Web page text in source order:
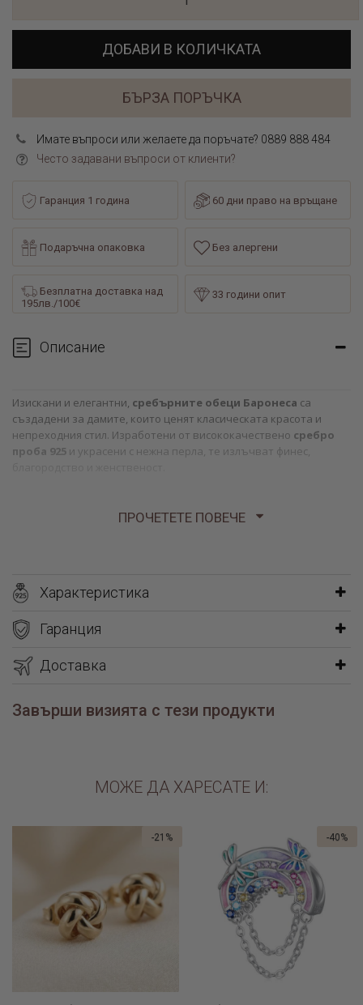
ДОБАВИ В КОЛИЧКАТА
БЪРЗА ПОРЪЧКА
Имате въпроси или желаете да поръчате? 0889 888 484
Често задавани въпроси от клиенти?
Гаранция 1 година 60 дни право на връщане
Подаръчна опаковка Без алергени
Безплатна доставка над
195лв./100€
33 години опит
Описание
Изискани и елегантни, сребърните обеци Баронеса са
създадени за дамите, които ценят класическата красота и
непреходния стил. Изработени от висококачествено сребро
проба 925 и украсени с нежна перла, те излъчват финес,
дизайн превръща тези обеци в идеален аксесоар както за
ПРОЧЕТЕТЕ ПОВЕЧЕ
Характеристика
Гаранция
Доставка
Завърши визията с тези продукти
МОЖЕ ДА ХАРЕСАТЕ И:
-21% -40%